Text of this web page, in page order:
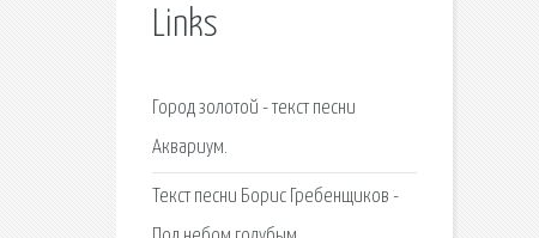
Links
Город золотой - текст песни
Аквариум.
Текст песни Борис Гребенщиков -